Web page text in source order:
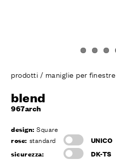
prodotti / maniglie per finestre
blend
967arch
design: Square
rose: standard
UNICO
sicurezza:
DK-TS